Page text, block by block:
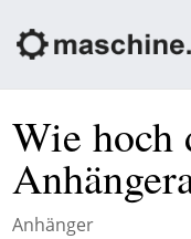
Wie hoch
Anhänger